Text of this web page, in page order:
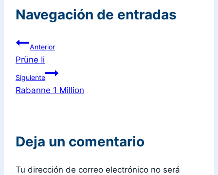
Navegación de entradas
Anterior
Prüne Ii
Siguiente
Rabanne 1 Million
Deja un comentario
Tu dirección de correo electrónico no será